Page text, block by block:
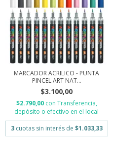
MARCADOR ACRILICO - PUNTA
PINCEL ART NAT...
$3.100,00
$2.790,00 con Transferencia,
depósito o efectivo en el local
3 cuotas sin interés de $1.033,33